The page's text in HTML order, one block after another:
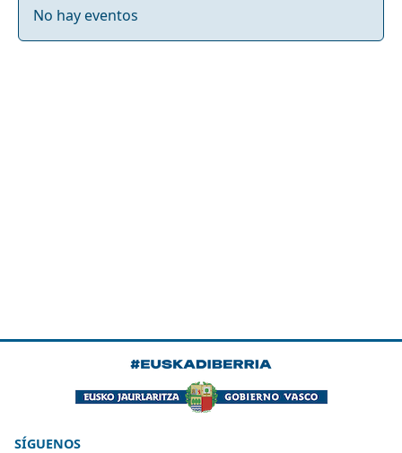
No hay eventos
SÍGUENOS